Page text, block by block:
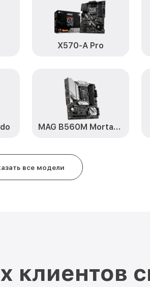
X570-A Pro
MAG B560M Mortar WiFi
все модели
клиентов